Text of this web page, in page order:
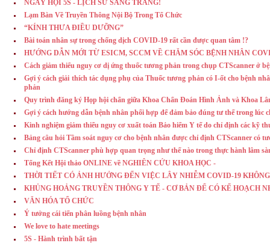
NGÀY HỘI 5S - LỊCH SỬ SANG TRANG!
Lạm Bàn Về Truyền Thông Nội Bộ Trong Tổ Chức
“KÍNH THƯA ĐIỀU DƯỠNG”
Bài toán nhân sự trong chống dịch COVID-19 rất cần được quan tâm !?
HƯỚNG DẪN MỚI TỪ ESICM, SCCM VỀ CHĂM SÓC BỆNH NHÂN
Cách giảm thiểu nguy cơ dị ứng thuốc tương phản trong chụp CTScanner ở
Gợi ý cách giải thích tác dụng phụ của Thuốc tương phản có I-ốt cho bệnh
phản
Quy trình đăng ký Họp hội chẩn giữa Khoa Chẩn Đoán Hình Ảnh và Khoa
Gợi ý cách hướng dẫn bệnh nhân phối hợp để đảm bảo đúng tư thế trong lúc
Kinh nghiệm giảm thiểu nguy cơ xuất toán Bảo hiểm Y tế do chỉ định các kỹ
Bảng câu hỏi Tầm soát nguy cơ cho bệnh nhân được chỉ định CTScanner có
Chỉ định CTScanner phù hợp quan trọng như thế nào trong thực hành lâm
Tổng Kết Hội thảo ONLINE về NGHIÊN CỨU KHOA HỌC -
THỜI TIẾT CÓ ẢNH HƯỞNG ĐẾN VIỆC LÂY NHIỄM COVID-19
KHỦNG HOẢNG TRUYỀN THÔNG Y TẾ - CƠ BẢN ĐỂ CÓ KẾ HOẠCH
VĂN HÓA TỔ CHỨC
Ý tưởng cái tiến phân luồng bệnh nhân
We love to hate meetings
5S - Hành trình bất tận